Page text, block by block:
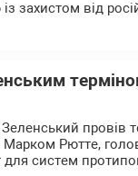
захистом від
провів
Рютте,
систем